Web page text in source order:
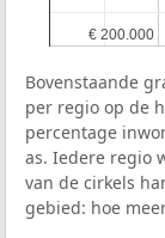
€ 200.000
€ 200.000
Bovenstaande
per regio op de
percentage
as. Iedere regio
van de cirkels
gebied: hoe